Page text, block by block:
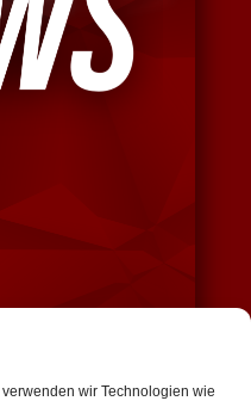
wir Technologien wie